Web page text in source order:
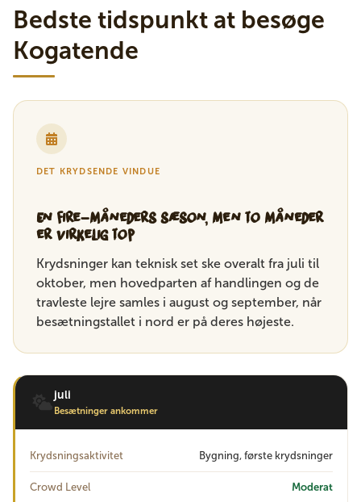
Bedste tidspunkt at besøge
Kogatende
DET KRYDSENDE VINDUE
En fire-måneders sæson, men to måneder
er virkelig top
Krydsninger kan teknisk set ske overalt fra juli til
oktober, men hovedparten af handlingen og de
travleste lejre samles i august og september, når
besætningstallet i nord er på deres højeste.
juli
Besætninger ankommer
Krydsningsaktivitet Bygning, første krydsninger
Crowd Level Moderat